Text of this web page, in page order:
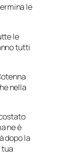
le
le
tutti
nella
ne è
dopo la